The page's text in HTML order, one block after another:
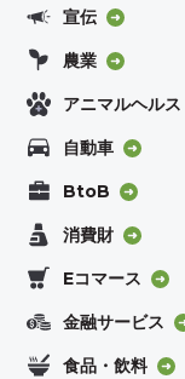
宣伝
農業
アニマルヘルス
自動車
BtoB
消費財
Eコマース
金融サービス
食品・飲料